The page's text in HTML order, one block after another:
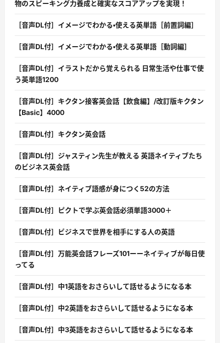
物のスピーキング力養成と確実なスコアアップを実現！
［音声DL付］イメージでわかる・使える英単語［前置詞編］
［音声DL付］イメージでわかる・使える英単語［動詞編］
［音声DL付］イラストだから覚えられる 日常生活や仕事で使
う英単語1200
［音声DL付］キクタン接客英会話【飲食編】/改訂版キクタン
【Basic】4000
［音声DL付］キクタン英会話
［音声DL付］ジャスティン先生が教える 英語ネイティブたち
のビジネス英会話
［音声DL付］ネイティブ語感が身につく52の方法
［音声DL付］ピクトで学ぶ英会話必須単語3000＋
［音声DL付］ビジネスで世界を相手にする人の英語
［音声DL付］万能英会話フレーズ101ーーネイティブが毎日使
ってる
［音声DL付］中1英語をおさらいして話せるようになる本
［音声DL付］中2英語をおさらいして話せるようになる本
［音声DL付］中3英語をおさらいして話せるようになる本